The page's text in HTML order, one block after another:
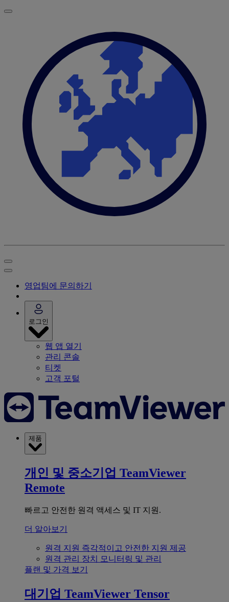
영업팀에 문의하기
로그인
웹 앱 열기
관리 콘솔
티켓
고객 포털
제품
개인 및 중소기업 TeamViewer
Remote
빠르고 안전한 원격 액세스 및 IT 지원.
더 알아보기
원격 지원 즉각적이고 안전한 지원 제공
원격 관리 장치 모니터링 및 관리
플랜 및 가격 보기
대기업 TeamViewer Tensor